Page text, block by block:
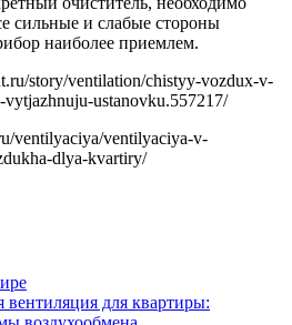
сильные и слабые стороны
наиболее приемлем.
story/ventilation/chistyy-vozdux-v-
ustanovku.557217/
ventilyaciya/ventilyaciya-v-
dlya-kvartiry/
для квартиры: